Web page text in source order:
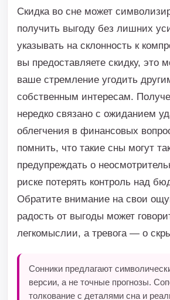
Скидка во сне может
получить выгоду без лишних
указывать на склонность к
вы предоставляете скидку, это
ваше стремление угодить
собственным интересам.
нередко связано с ожиданием
облегчения в финансовых
помнить, что такие сны могут
предупреждать о
риске потерять контроль над
Обратите внимание на свои
радость от выгоды может
легкомыслии, а тревога — о
Сонники предлагают
версии, а не точные прогнозы.
толкование с деталями сна и